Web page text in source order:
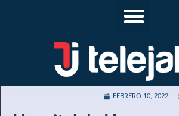
FEBRERO 10, 2022